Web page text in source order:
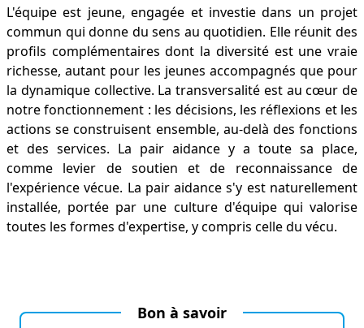
L'équipe est jeune, engagée et investie dans un projet
commun qui donne du sens au quotidien. Elle réunit des
profils complémentaires dont la diversité est une vraie
richesse, autant pour les jeunes accompagnés que pour
la dynamique collective. La transversalité est au cœur de
notre fonctionnement : les décisions, les réflexions et les
actions se construisent ensemble, au-delà des fonctions
et des services. La pair aidance y a toute sa place,
comme levier de soutien et de reconnaissance de
l'expérience vécue. La pair aidance s'y est naturellement
installée, portée par une culture d'équipe qui valorise
toutes les formes d'expertise, y compris celle du vécu.
Bon à savoir